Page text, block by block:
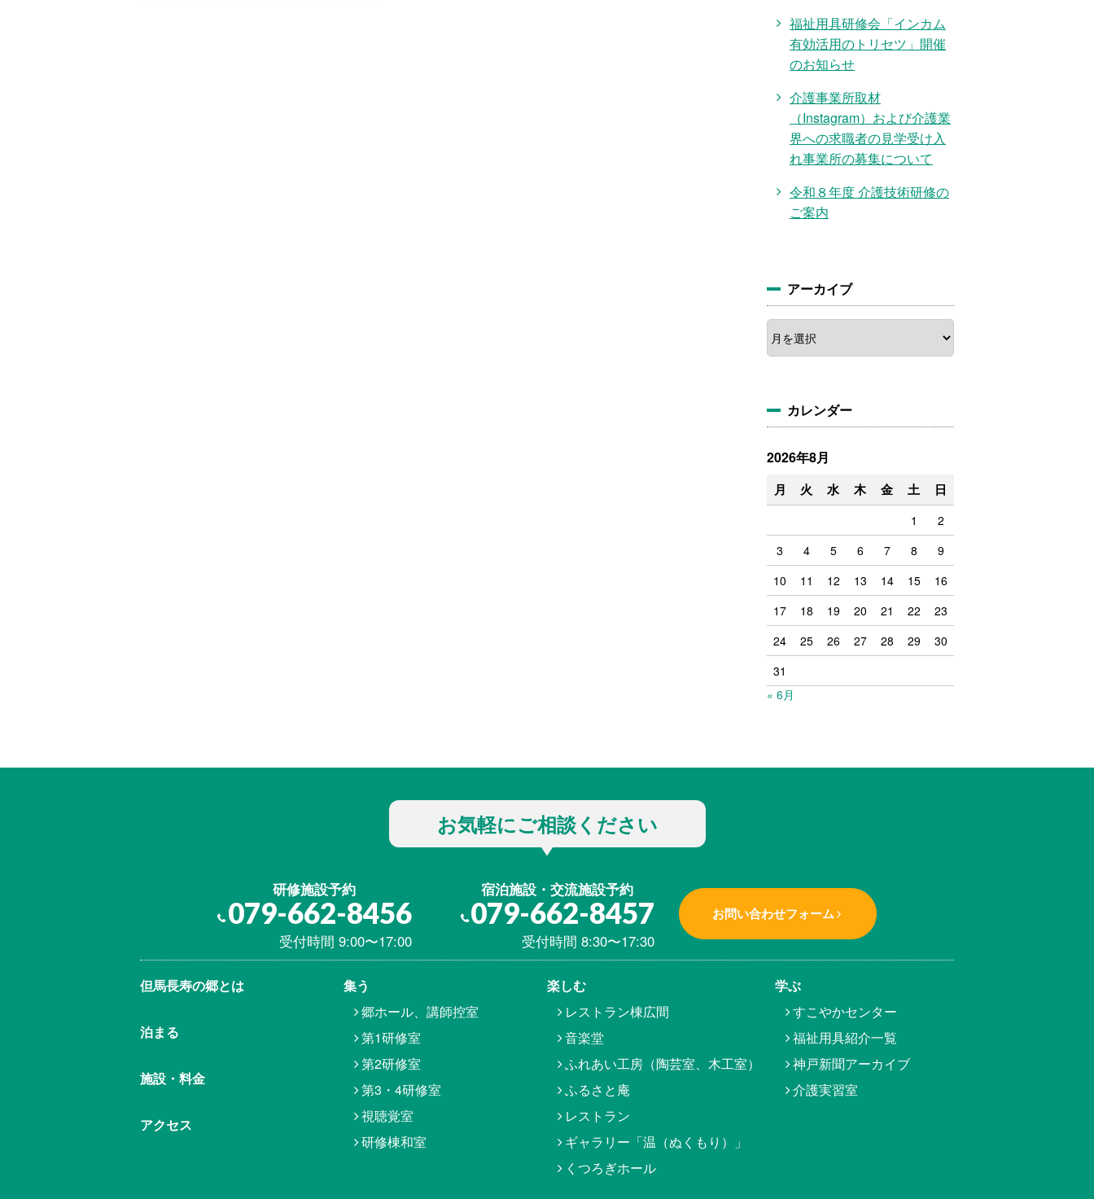
福祉用具研修会「インカム
有効活用のトリセツ」開催
のお知らせ
介護事業所取材
（Instagram）および介護業
界への求職者の見学受け入
れ事業所の募集について
令和８年度 介護技術研修の
ご案内
アーカイブ
ア
ー
カ
カレンダー
2026年8月
月 火 水 木 金 土 日
1
2
3
4 5 6 7 8
9
10
11 12 13 14 15
16
17
18 19 20 21 22
23
24
25 26 27 28 29
30
31
« 6月
お気軽にご相談ください
研修施設予約
079-662-8456
受付時間 9:00〜17:00
宿泊施設・交流施設予約
079-662-8457
受付時間 8:30〜17:30
お問い合わせフォーム
但馬⾧寿の郷とは
泊まる
施設・料金
アクセス
集う
郷ホール、講師控室
第1研修室
第2研修室
第3・4研修室
視聴覚室
研修棟和室
楽しむ
レストラン棟広間
音楽堂
ふれあい工房（陶芸室、木工室）
ふるさと庵
レストラン
ギャラリー「温（ぬくもり）」
くつろぎホール
学ぶ
すこやかセンター
福祉用具紹介一覧
神戸新聞アーカイブ
介護実習室